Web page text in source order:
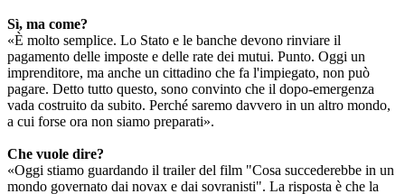
Sì, ma come?
«È molto semplice. Lo Stato e le banche devono rinviare il
pagamento delle imposte e delle rate dei mutui. Punto. Oggi un
imprenditore, ma anche un cittadino che fa l'impiegato, non può
pagare. Detto tutto questo, sono convinto che il dopo-emergenza
vada costruito da subito. Perché saremo davvero in un altro mondo,
a cui forse ora non siamo preparati».
Che vuole dire?
«Oggi stiamo guardando il trailer del film "Cosa succederebbe in un
mondo governato dai novax e dai sovranisti". La risposta è che la